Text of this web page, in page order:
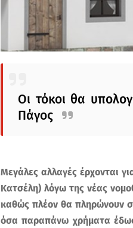
Οι τόκοι θα
Πάγος
Μεγάλες αλλαγές έρχονται
Κατσέλη) λόγω της νέας
καθώς πλέον θα πληρώνουν
όσα παραπάνω χρήματα